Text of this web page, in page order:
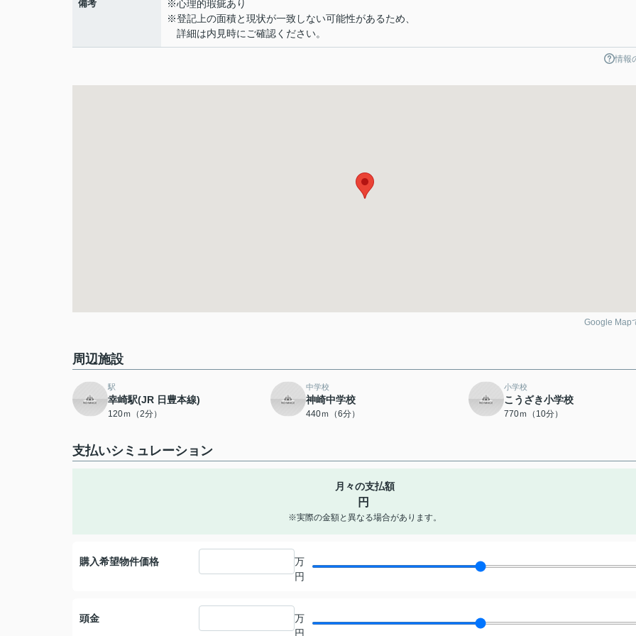
備考
※心理的瑕疵あり
※登記上の面積と現状が一致しない可能性があるため、
詳細は内見時にご確認ください。
情報
Google Map
周辺施設
駅
幸崎駅(JR 日豊本線)
120ｍ（2分）
中学校
神崎中学校
440ｍ（6分）
小学校
こうざき小学校
770ｍ（10分）
支払いシミュレーション
月々の支払額
円
※実際の金額と異なる場合があります。
購入希望物件価格
万
円
頭金
万
円